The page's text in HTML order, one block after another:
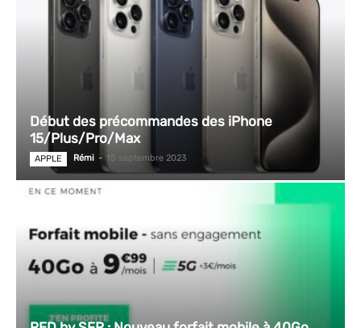
Début des précommandes des iPhone
15/Plus/Pro/Max
APPLE Rémi - 15 septembre 2023